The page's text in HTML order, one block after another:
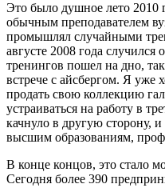
Это было душное лето 2010
обычным преподавателем
промышлял случайными
августе 2008 года
тренингов пошел на дно,
встрече с айсбергом. Я уже
продать свою коллекцию
устраиваться на работу в
качнуло в другую сторону,
высшим образованиям,
В конце концов, это стало
Сегодня более 390